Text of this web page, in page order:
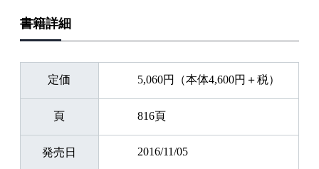
書籍詳細
定価 5,060円（本体4,600円＋税）
頁 816頁
発売日 2016/11/05